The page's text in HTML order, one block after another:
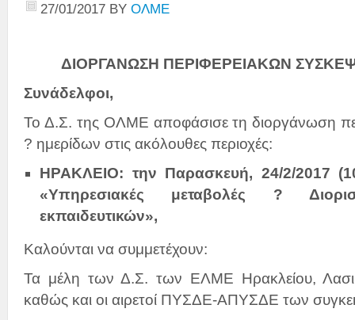
27/01/2017 BY ΟΛΜΕ
ΔΙΟΡΓΑΝΩΣΗ ΠΕΡΙΦΕΡΕΙΑΚΩΝ
Συνάδελφοι,
Το Δ.Σ. της ΟΛΜΕ αποφάσισε τη διοργάνωση
? ημερίδων στις ακόλουθες περιοχές:
ΗΡΑΚΛΕΙΟ: την Παρασκευή, 24/2/2017
«Υπηρεσιακές μεταβολές ?
εκπαιδευτικών»,
Καλούνται να συμμετέχουν:
Τα μέλη των Δ.Σ. των ΕΛΜΕ Ηρακλείου,
καθώς και οι αιρετοί ΠΥΣΔΕ-ΑΠΥΣΔΕ των